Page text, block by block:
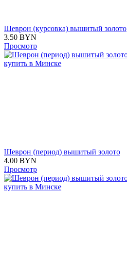
Шеврон (курсовка) вышитый золото
3.50 BYN
Просмотр
Шеврон (период) вышитый золото
4.00 BYN
Просмотр